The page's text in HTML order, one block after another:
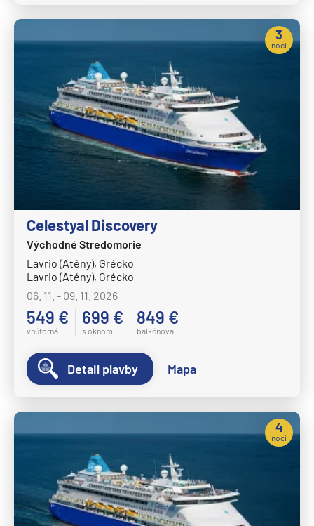
Celestyal Discovery
Východné Stredomorie
Lavrio (Atény), Grécko
Lavrio (Atény), Grécko
06. 11. - 09. 11. 2026
549 €
vnútorná
699 €
s oknom
849 €
balkónová
3
noci
Detail plavby Mapa
4
noci